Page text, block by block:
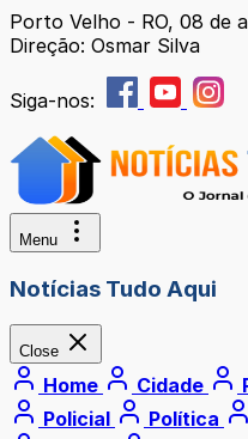
Porto Velho - RO, 08 de
Direção: Osmar Silva
Siga-nos:
Menu
Notícias Tudo Aqui
Close
Home Cidade
Policial
Política